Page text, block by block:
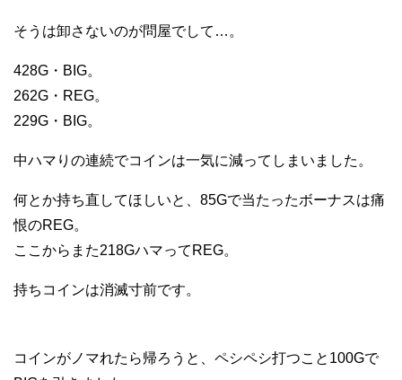
そうは卸さないのが問屋でして…。
428G・BIG。
262G・REG。
229G・BIG。
中ハマりの連続でコインは一気に減ってしまいました。
何とか持ち直してほしいと、85Gで当たったボーナスは痛
恨のREG。
ここからまた218GハマってREG。
持ちコインは消滅寸前です。
コインがノマれたら帰ろうと、ペシペシ打つこと100Gで